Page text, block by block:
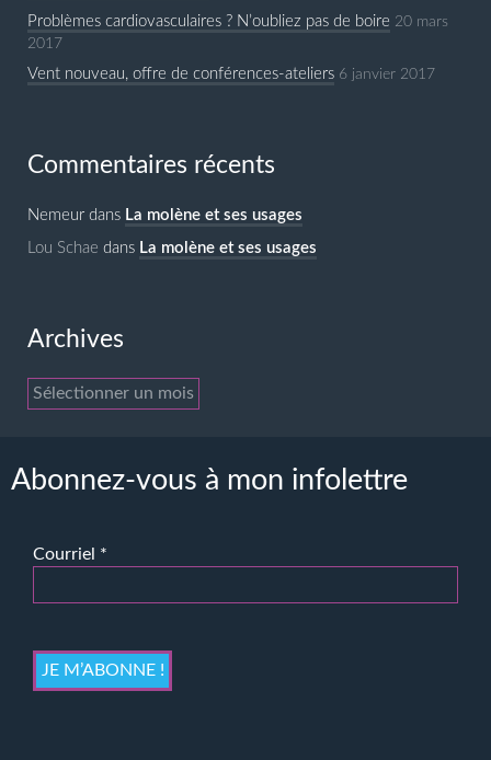
Problèmes cardiovasculaires ? N’oubliez pas de boire 20 mars
2017
Vent nouveau, offre de conférences-ateliers 6 janvier 2017
Commentaires récents
Nemeur dans La molène et ses usages
Lou Schae dans La molène et ses usages
Archives
Archives
Abonnez-vous à mon infolettre
Courriel *